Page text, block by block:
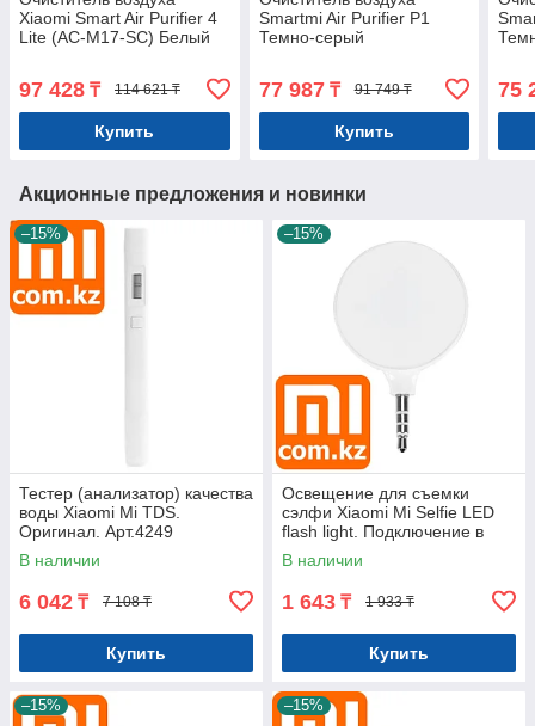
Xiaomi Smart Air Purifier 4
Lite (AC-M17-SC) Белый
97 428 ₸ 114 621 ₸
Купить
Smartmi Air Purifier P1
Темно-серый
77 987₸ 91 749 ₸
Купить
75
Акционные предложения и новинки
–15%
Тестер (анализатор) качества
воды Xiaomi Mi TDS.
Оригинал. Арт.4249
В наличии
6 042 ₸ 7 108 ₸
Купить
–15%
Освещение для съемки
сэлфи Xiaomi Mi Selfie LED
flash light. Подключение в
аудиоразъем. Оригинал.
Арт.4632
В наличии
1 643 ₸ 1 933 ₸
Купить
–15% –15%